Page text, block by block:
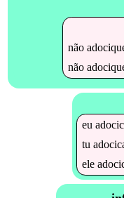
não
não
eu
tu
ele